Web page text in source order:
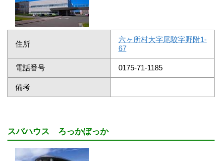
住所
六ヶ所村大字尾駮字野附1-
67
電話番号 0175-71-1185
備考
スパハウス ろっかぽっか